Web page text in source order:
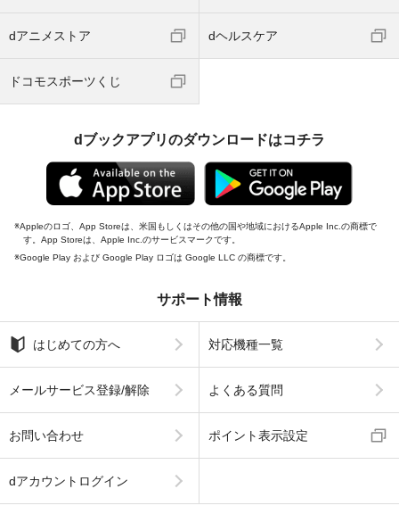
dアニメストア dヘルスケア
ドコモスポーツくじ
dブックアプリのダウンロードはコチラ
Appleのロゴ、App Storeは、米国もしくはその他の国や地域におけるApple Inc.の商標で
す。App Storeは、Apple Inc.のサービスマークです。
Google Play および Google Play ロゴは Google LLC の商標です。
サポート情報
はじめての方へ 対応機種一覧
メールサービス登録/解除 よくある質問
お問い合わせ ポイント表示設定
dアカウントログイン